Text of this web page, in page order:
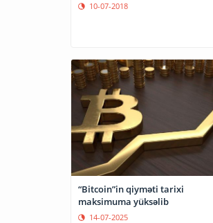
10-07-2018
“Bitcoin”in qiyməti tarixi
maksimuma yüksəlib
14-07-2025